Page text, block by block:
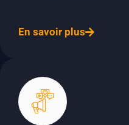
En savoir plus